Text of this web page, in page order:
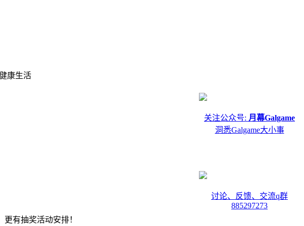
康生活
关注公众号: 月幕Galgame
洞悉Galgame大小事
讨论、反馈、交流q群
885297273
有抽奖活动安排！